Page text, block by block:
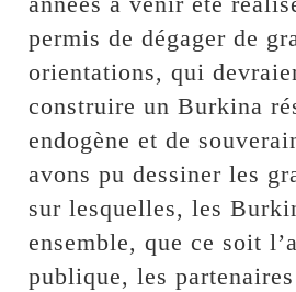
permis de dégager de
orientations, qui
construire un Burkina
endogène et de
avons pu dessiner les
sur lesquelles, les
ensemble, que ce soit
publique, les